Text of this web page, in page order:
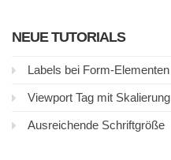
NEUE TUTORIALS
Labels bei Form-Elementen
Viewport Tag mit Skalierung
Ausreichende Schriftgröße